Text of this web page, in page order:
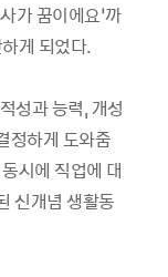
가 꿈이에요’까
게 되었다.
성과 능력, 개성
정하게 도와줌
시에 직업에 대
신개념 생활동